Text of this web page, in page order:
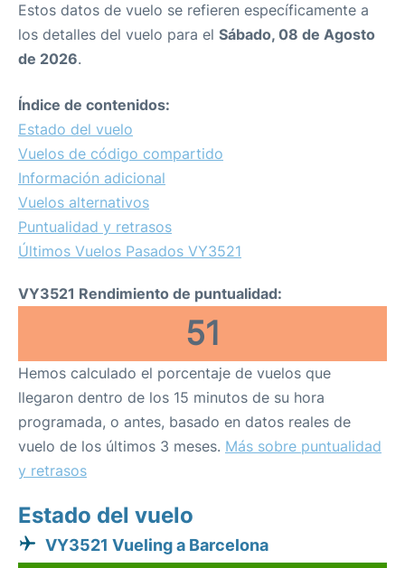
Estos datos de vuelo se refieren específicamente a
los detalles del vuelo para el Sábado, 08 de Agosto
de 2026.
Índice de contenidos:
Estado del vuelo
Vuelos de código compartido
Información adicional
Vuelos alternativos
Puntualidad y retrasos
Últimos Vuelos Pasados VY3521
VY3521 Rendimiento de puntualidad:
51
Hemos calculado el porcentaje de vuelos que
llegaron dentro de los 15 minutos de su hora
programada, o antes, basado en datos reales de
vuelo de los últimos 3 meses. Más sobre puntualidad
y retrasos
Estado del vuelo
VY3521 Vueling a Barcelona